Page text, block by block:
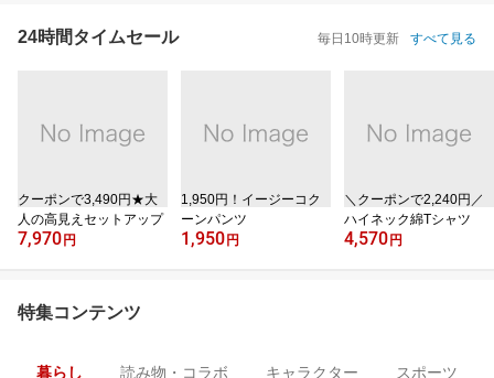
24時間タイムセール 毎日10時更新 すべて見る
クーポンで3,490円★大
人の高見えセットアップ
7,970 円
1,950円！イージーコク
ーンパンツ
1,950 円
＼クーポンで2,240円／
ハイネック綿Tシャツ
4,570 円
特集コンテンツ
暮らし 読み物・コラボ キャラクター スポーツ